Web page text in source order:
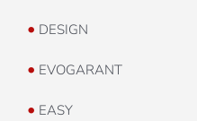
• DESIGN
• EVOGARANT
• EASY